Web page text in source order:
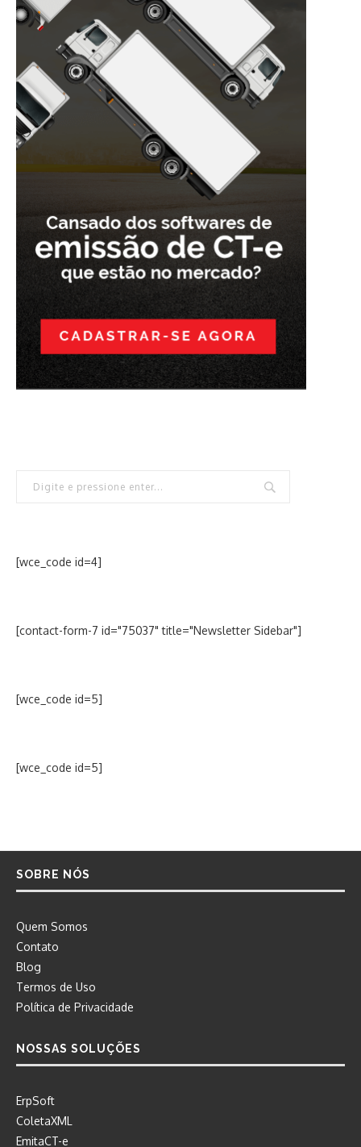
[wce_code id=4]
[contact-form-7 id="75037" title="Newsletter Sidebar"]
[wce_code id=5]
[wce_code id=5]
SOBRE NÓS
Quem Somos
Contato
Blog
Termos de Uso
Política de Privacidade
NOSSAS SOLUÇÕES
ErpSoft
ColetaXML
EmitaCT-e